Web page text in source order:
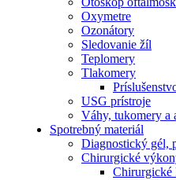
Oxymetre
Ozonátory
Sledovanie žíl
Teplomery
Tlakomery
USG prístroje
Váhy, tukomery a
Spotrebný materiál
Diagnostický gél,
Chirurgické
Chirurgické